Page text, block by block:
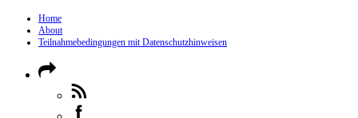
Home
About
Teilnahmebedingungen mit Datenschutzhinweisen